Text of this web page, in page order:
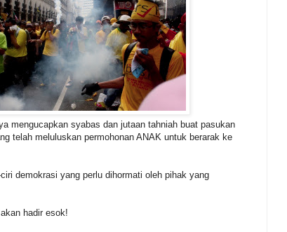
mengucapkan syabas dan jutaan tahniah buat pasukan
telah meluluskan permohonan ANAK untuk berarak ke
demokrasi yang perlu dihormati oleh pihak yang
hadir esok!